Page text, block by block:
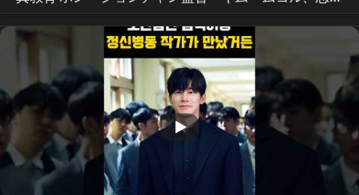
と配慮で新人まで輝かせた」…公開3日で世界1位の秘
訣